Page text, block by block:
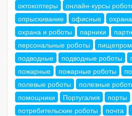
октокоптеры
онлайн-курсы
опрыскивание
офисные
охрана и роботы
парники
персональные роботы
пищепром
подводные
подводные роботы
пожарные
пожарные роботы
полевые роботы
полезные
помощники
Португалия порты
потребительские роботы
почта